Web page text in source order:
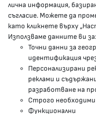
Facebook страница
Instragram профил
YouTube канал
Threads профил
Карта на сайта
лична информация,
съгласие. Можете да
като кликнете върху
Използваме данните ви за:
Точни данни за
идентификация
Персонализирани
реклами и
разработване на
Строго
Функционални